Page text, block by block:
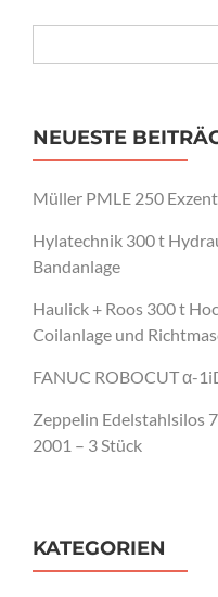
Search
NEUESTE
Müller PMLE 250
Hylatechnik 300 t
Bandanlage
Haulick + Roos 300 t
Coilanlage und
FANUC ROBOCUT α-
Zeppelin Edelstahlsilos
2001 – 3 Stück
KATEGORIEN